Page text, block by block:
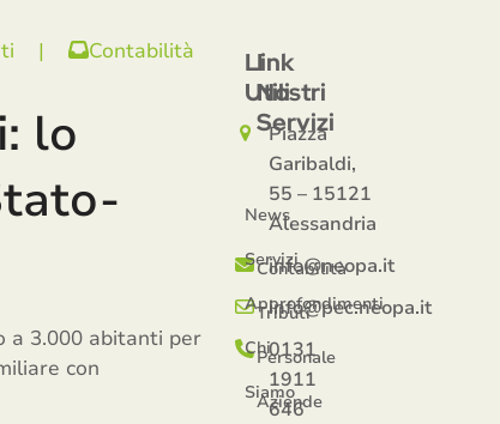
| Contabilità
lo
a 3.000 abitanti per
con
Piazza
Garibaldi,
55 – 15121
Alessandria
info@neopa.it
info@pec.neopa.it
0131
1911
646
Link
Utili
News
Servizi
Approfondimenti
Chi
Siamo
I
Nostri
Servizi
Contabilità
Tributi
Personale
Aziende